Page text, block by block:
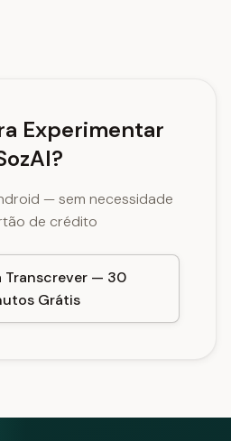
Experimentar
— sem necessidade
de crédito
Transcrever — 30
Grátis